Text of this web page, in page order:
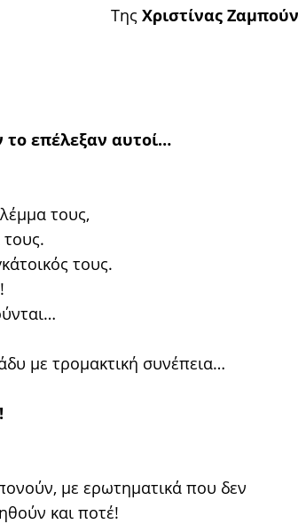
Της Χριστίνας
επέλεξαν αυτοί…
τους,
τους.
με τρομακτική συνέπεια…
με ερωτηματικά που δεν
και ποτέ!